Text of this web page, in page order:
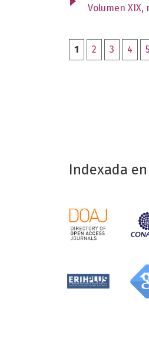
Volumen XIX,
1 2 3 4 5
Indexada